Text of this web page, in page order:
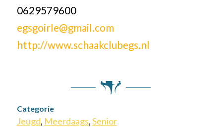
0629579600
egsgoirle@gmail.com
http://www.schaakclubegs.nl
Categorie
Jeugd, Meerdaags,Senior